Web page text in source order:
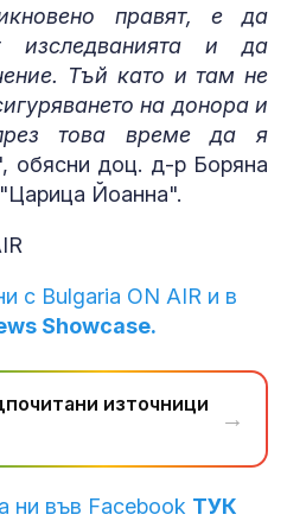
правят, е да
изследванията и да
Тъй като и там не
на донора и
през това време да я
обясни доц. д-р Боряна
Йоанна".
с Bulgaria ON AIR и в
Showcase.
източници
→
ни във Facebook ТУК